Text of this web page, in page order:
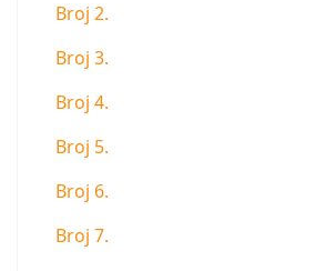
Broj 2.
Broj 3.
Broj 4.
Broj 5.
Broj 6.
Broj 7.